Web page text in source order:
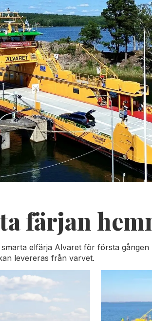
färjan
elfärja Alvaret för första
levereras från varvet.